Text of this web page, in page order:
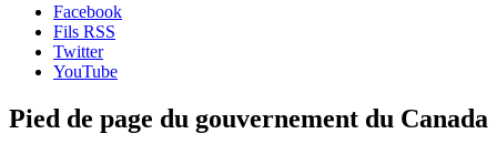
Facebook
Fils RSS
Twitter
YouTube
Pied de page du gouvernement du Canada